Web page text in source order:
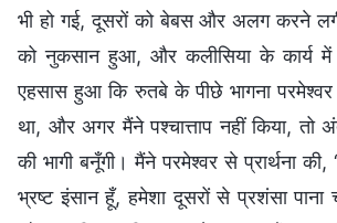
भी हो गई, दूसरों को बेबस और अलग करने
को नुकसान हुआ, और कलीसिया के कार्य में
एहसास हुआ कि रुतबे के पीछे भागना परमेश्वर
था, और अगर मैंने पश्चात्ताप नहीं किया, तो
की भागी बनूँगी। मैंने परमेश्वर से प्रार्थना
भ्रष्ट इंसान हूँ, हमेशा दूसरों से प्रशंसा पाना